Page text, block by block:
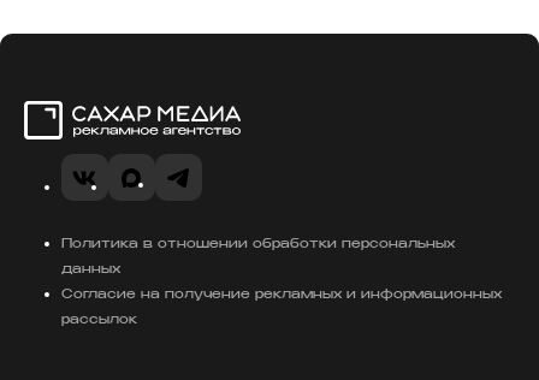
VK MAXTelegram
Политика в отношении обработки персональных
данных
Согласие на получение рекламных и информационных
рассылок